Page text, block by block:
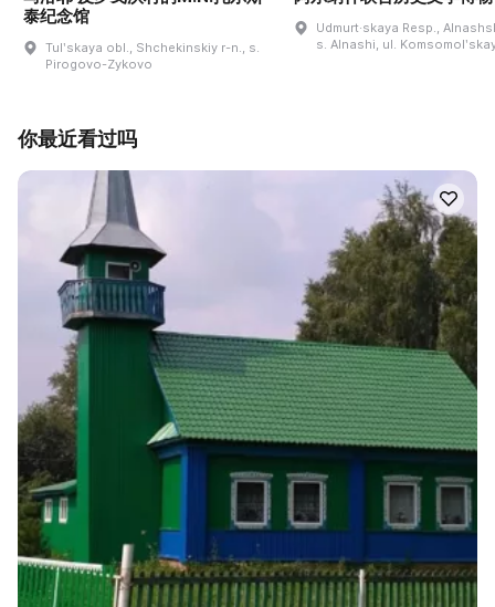
泰纪念馆
Tulʹskaya obl., Shchekinskiy r-n., s.
Pirogovo-Zykovo
Udmurt·skaya Resp.,
s. Alnashi, ul.
你最近看过吗